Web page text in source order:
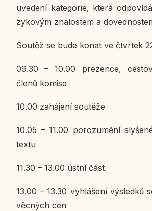
uve­de­ní ka­te­go­rie, která
zy­ko­vým zna­los­tem a
Soutěž se bude konat ve čtvr­tek
09.30 – 10.00 pre­zen­ce,
členů komise
10.00 za­há­je­ní sou­tě­že
10.05 – 11.00 po­ro­zu­mě­ní
textu
11.30 – 13.00 ústní část
13.00 – 13.30 vy­hlá­še­ní vý­sled­ků
věc­ných cen